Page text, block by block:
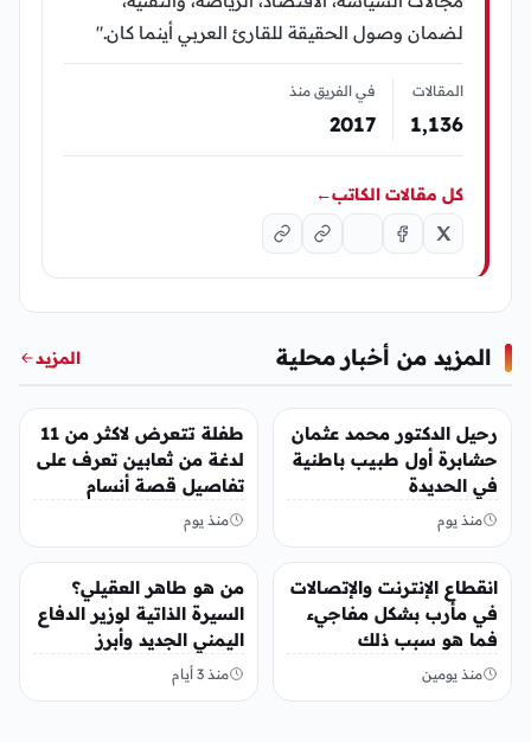
لضمان وصول الحقيقة للقارئ العربي أينما كان."
المقالات
1٬136
في الفريق منذ
2017
كل مقالات الكاتب←
المزيد من أخبار محلية المزيد
أخبار محلية
رحيل الدكتور محمد عثمان
حشابرة أول طبيب باطنية
في الحديدة
منذ يوم
أخبار محلية
طفلة تتعرض لاكثر من 11
لدغة من ثعابين تعرف على
تفاصيل قصة أنسام
العريقي
منذ يوم
أخبار محلية
انقطاع الإنترنت والإتصالات
في مأرب بشكل مفاجيء
فما هو سبب ذلك
منذ يومين
أخبار محلية
من هو طاهر العقيلي؟
السيرة الذاتية لوزير الدفاع
اليمني الجديد وأبرز
مناصبه
منذ 3 أيام